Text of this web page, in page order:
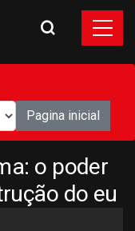
Pagina inicial
o poder
do eu